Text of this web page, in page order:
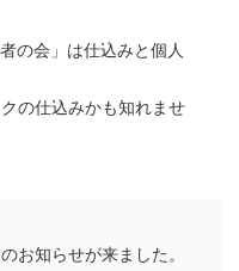
の会」は仕込みと個人
の仕込みかも知れませ
お知らせが来ました。